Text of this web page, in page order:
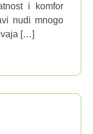
i komfor
nudi mnogo
[…]